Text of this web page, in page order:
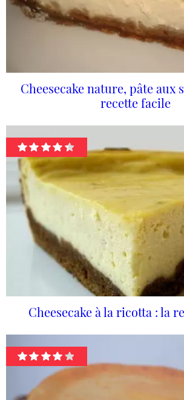
Cheesecake nature, pâte aux
recette facile
Cheesecake à la ricotta : la